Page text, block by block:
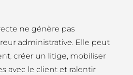
ne génère pas
administrative. Elle peut
créer un litige, mobiliser
avec le client et ralentir